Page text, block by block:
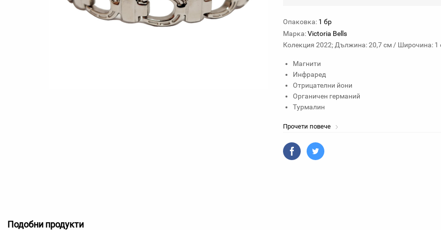
Опаковка: 1 бр
Марка:Victoria Bells
Колекция 2022; Дължина: 20,7 см / Широчина: 1
Магнити
Инфраред
Отрицателни йони
Органичен германий
Турмалин
Прочети повече
Подобни продукти